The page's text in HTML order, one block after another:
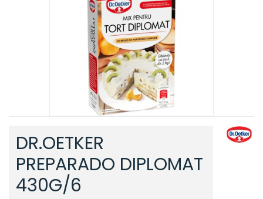
DR.OETKER
PREPARADO DIPLOMAT
430G/6